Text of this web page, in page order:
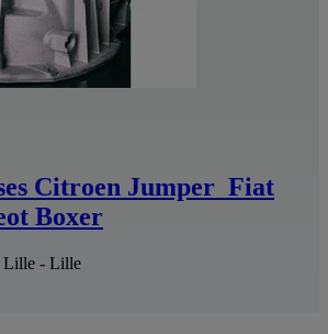
Citroen Jumper_Fiat
Boxer
Lille - Lille